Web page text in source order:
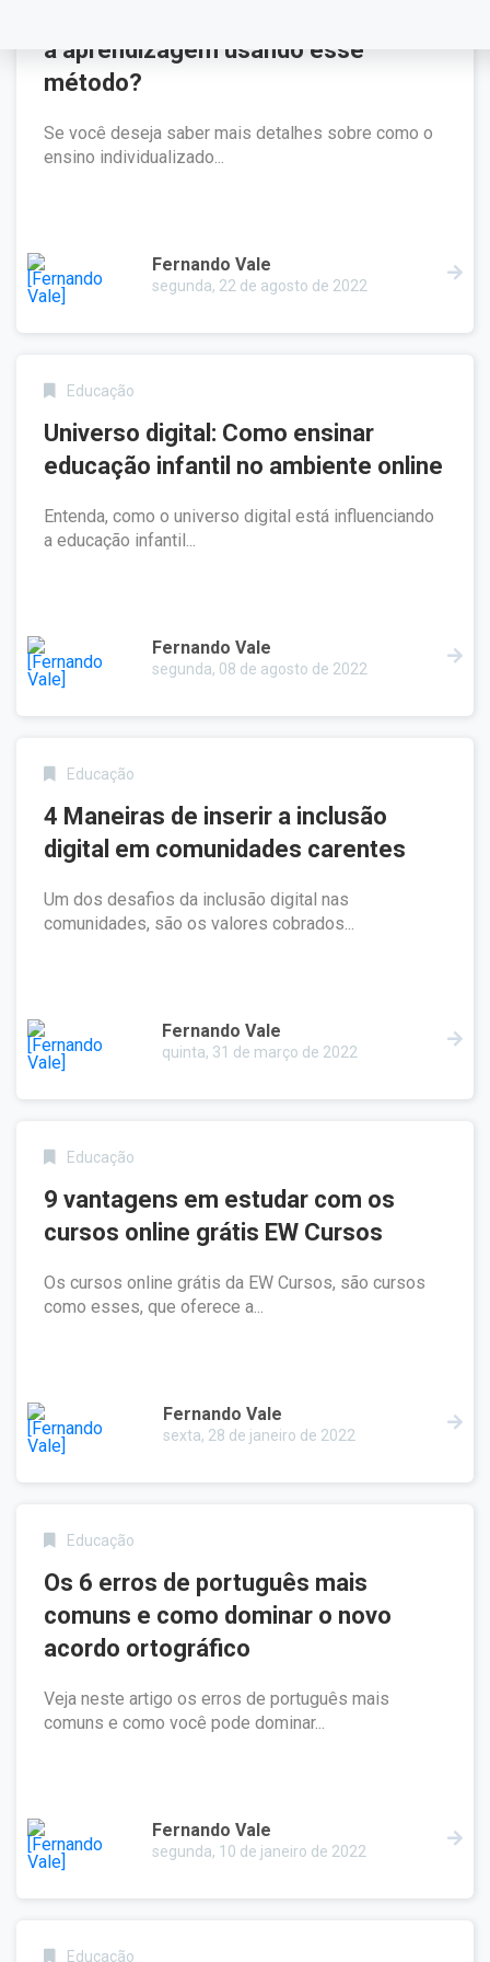
a aprendizagem usando esse
método?
Se você deseja saber mais detalhes sobre como o
ensino individualizado...
Fernando Vale
segunda, 22 de agosto de 2022
Educação
Universo digital: Como ensinar
educação infantil no ambiente online
Entenda, como o universo digital está influenciando
a educação infantil...
Fernando Vale
segunda, 08 de agosto de 2022
Educação
4 Maneiras de inserir a inclusão
digital em comunidades carentes
Um dos desafios da inclusão digital nas
comunidades, são os valores cobrados...
Fernando Vale
quinta, 31 de março de 2022
Educação
9 vantagens em estudar com os
cursos online grátis EW Cursos
Os cursos online grátis da EW Cursos, são cursos
como esses, que oferece a...
Fernando Vale
sexta, 28 de janeiro de 2022
Educação
Os 6 erros de português mais
comuns e como dominar o novo
acordo ortográfico
Veja neste artigo os erros de português mais
comuns e como você pode dominar...
Fernando Vale
segunda, 10 de janeiro de 2022
Educação